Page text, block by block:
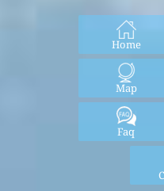
Home
Map
Faq